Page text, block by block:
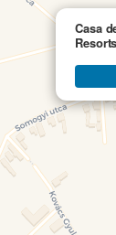
Casa
Resorts